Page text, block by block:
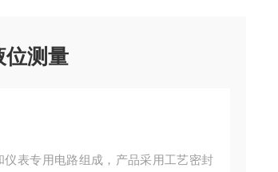
位测量
表专用电路组成，产品采用工艺密封